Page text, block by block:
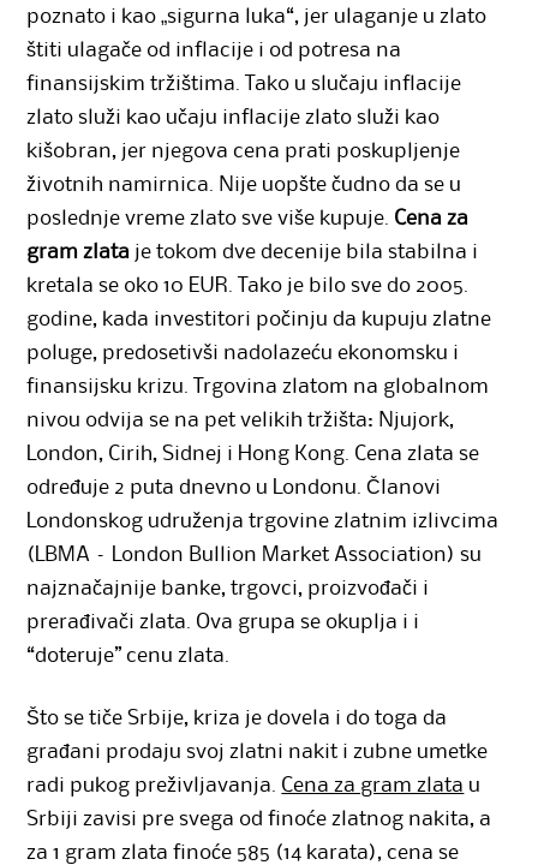
poznato i kao „sigurna luka“, jer ulaganje u zlato
štiti ulagače od inflacije i od potresa na
finansijskim tržištima. Tako u slučaju inflacije
zlato služi kao učaju inflacije zlato služi kao
kišobran, jer njegova cena prati poskupljenje
životnih namirnica. Nije uopšte čudno da se u
poslednje vreme zlato sve više kupuje. Cena za
gram zlata je tokom dve decenije bila stabilna i
kretala se oko 10 EUR. Tako je bilo sve do 2005.
godine, kada investitori počinju da kupuju zlatne
poluge, predosetivši nadolazeću ekonomsku i
finansijsku krizu. Trgovina zlatom na globalnom
nivou odvija se na pet velikih tržišta: Njujork,
London, Cirih, Sidnej i Hong Kong. Cena zlata se
određuje 2 puta dnevno u Londonu. Članovi
Londonskog udruženja trgovine zlatnim izlivcima
(LBMA – London Bullion Market Association) su
najznačajnije banke, trgovci, proizvođači i
prerađivači zlata. Ova grupa se okuplja i i
“doteruje” cenu zlata.
Što se tiče Srbije, kriza je dovela i do toga da
građani prodaju svoj zlatni nakit i zubne umetke
radi pukog preživljavanja. Cena za gram zlata u
Srbiji zavisi pre svega od finoće zlatnog nakita, a
za 1 gram zlata finoće 585 (14 karata), cena se